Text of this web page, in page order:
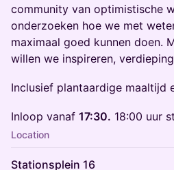
community van optimistische
onderzoeken hoe we met
maximaal goed kunnen doen.
willen we inspireren,
Inclusief plantaardige maaltijd
Inloop vanaf 17:30. 18:00 uur
Location
Stationsplein 16